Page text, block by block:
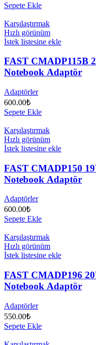
Sepete Ekle
Karşılaştırmak
Hızlı görünüm
İstek listesine ekle
FAST CMADP115B
Notebook Adaptör
Adaptörler
600.00₺
Sepete Ekle
Karşılaştırmak
Hızlı görünüm
İstek listesine ekle
FAST CMADP150
Notebook Adaptör
Adaptörler
600.00₺
Sepete Ekle
Karşılaştırmak
Hızlı görünüm
İstek listesine ekle
FAST CMADP196
Notebook Adaptör
Adaptörler
550.00₺
Sepete Ekle